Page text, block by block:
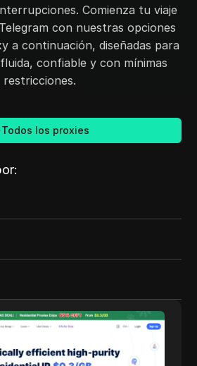
Comienza tu viaje
con nuestras opciones
a continuación, diseñadas para
confiable y con mínimas
restricciones.
Todos los proxies
Proxy
agenti residenziali ad alto
prezzo, concentrati sulla